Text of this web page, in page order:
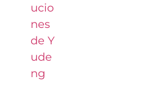
ucio
nes
de Y
ude
ng